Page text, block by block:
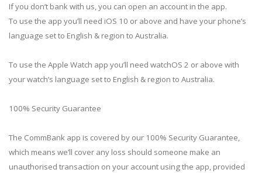
If you don’t bank with us, you can open an account in the app.
To use the app you’ll need iOS 10 or above and have your phone’s
language set to English & region to Australia.
To use the Apple Watch app you’ll need watchOS 2 or above with
your watch’s language set to English & region to Australia.
100% Security Guarantee
The CommBank app is covered by our 100% Security Guarantee,
which means we’ll cover any loss should someone make an
unauthorised transaction on your account using the app, provided